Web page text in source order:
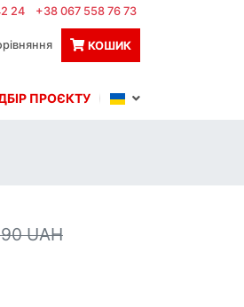
24 +38 067 558 76 73
КОШИК
ПРОЄКТУ
UAH